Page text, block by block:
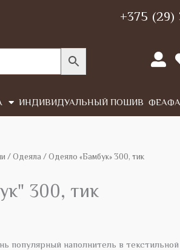
+375 (29)
ИНДИВИДУАЛЬНЫЙ ПОШИВ
/ Одеяла / Одеяло «Бамбук» 300, тик
300, тик
популярный наполнитель в текстильной